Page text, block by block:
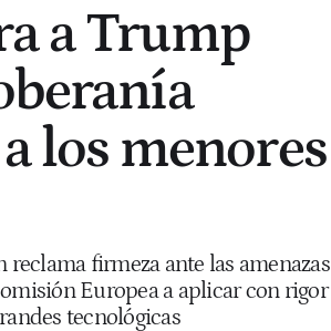
a Trump
los menores
firmeza ante las amenazas
Europea a aplicar con rigor
tecnológicas